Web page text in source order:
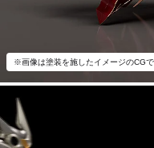
※画像は塗装を施したイメージのCG